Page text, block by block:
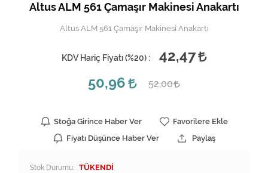
Altus ALM 561 Çamaşır Makinesi Anakartı
Altus ALM 561 Çamaşır Makinesi Anakartı
KDV Hariç Fiyatı (%20) :
42,47
50,96
52,00
Stoğa Girince Haber Ver
Favorilere Ekle
Fiyatı Düşünce Haber Ver
Paylaş
Stok Durumu: TÜKENDİ